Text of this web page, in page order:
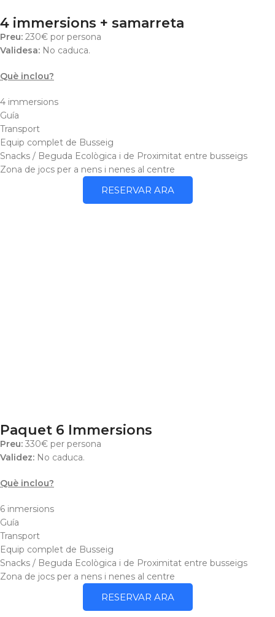
4 immersions + samarreta
Preu: 230€ por persona
Validesa: No caduca.
Què inclou?
4 immersions
Guía
Transport
Equip complet de Busseig
Snacks / Beguda Ecològica i de Proximitat entre busseigs
Zona de jocs per a nens i nenes al centre
RESERVAR ARA
Paquet 6 Immersions
Preu: 330€ per persona
Validez: No caduca.
Què inclou?
6 inmersions
Guía
Transport
Equip complet de Busseig
Snacks / Beguda Ecològica i de Proximitat entre busseigs
Zona de jocs per a nens i nenes al centre
RESERVAR ARA